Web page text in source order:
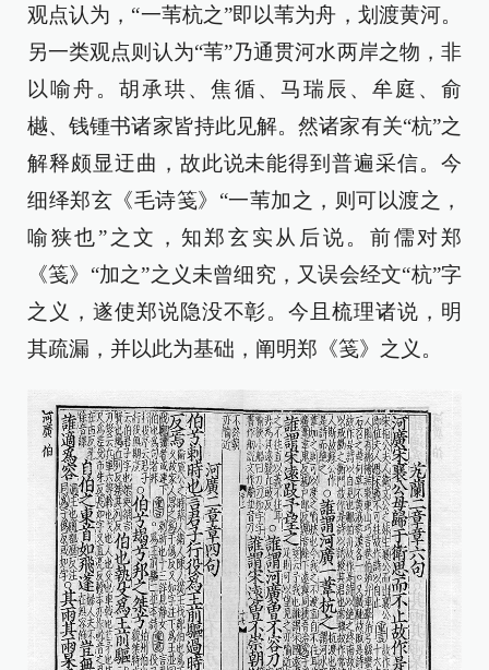
观点认为，“一苇杭之”即以苇为舟，划渡黄河。
另一类观点则认为“苇”乃通贯河水两岸之物，非
以喻舟。胡承珙、焦循、马瑞辰、牟庭、俞
樾、钱锺书诸家皆持此见解。然诸家有关“杭”之
解释颇显迂曲，故此说未能得到普遍采信。今
细绎郑玄《毛诗笺》“一苇加之，则可以渡之，
喻狭也”之文，知郑玄实从后说。前儒对郑
《笺》“加之”之义未曾细究，又误会经文“杭”字
之义，遂使郑说隐没不彰。今且梳理诸说，明
其疏漏，并以此为基础，阐明郑《笺》之义。